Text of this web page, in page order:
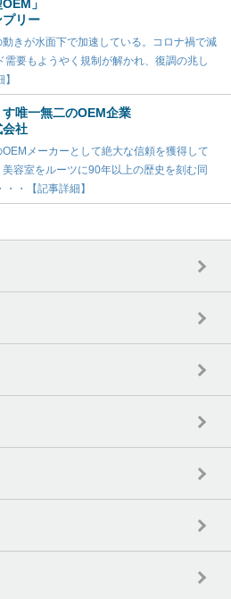
」
リー
きが水面下で加速している。コロナ禍で減
要もようやく規制が解かれ、復調の兆し
唯一無二のOEM企業
会社
メーカーとして絶大な信頼を獲得して
容室をルーツに90年以上の歴史を刻む同
・【記事詳細】